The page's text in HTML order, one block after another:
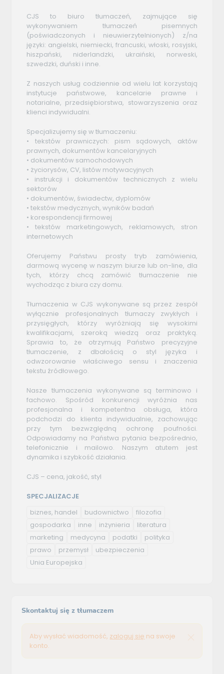
CJS to biuro tłumaczeń, zajmujące się
wykonywaniem tłumaczeń pisemnych
(poświadczonych i nieuwierzytelnionych) z/na
języki: angielski, niemiecki, francuski, włoski, rosyjski,
hiszpański, niderlandzki, ukraiński, norweski,
szwedzki, duński i inne.
Z naszych usług codziennie od wielu lat korzystają
instytucje państwowe, kancelarie prawne i
notarialne, przedsiębiorstwa, stowarzyszenia oraz
klienci indywidualni.
Specjalizujemy się w tłumaczeniu:
• tekstów prawniczych: pism sądowych, aktów
prawnych, dokumentów kancelaryjnych
• dokumentów samochodowych
• życiorysów, CV, listów motywacyjnych
• instrukcji i dokumentów technicznych z wielu
sektorów
• dokumentów, świadectw, dyplomów
• tekstów medycznych, wyników badań
• korespondencji firmowej
• tekstów marketingowych, reklamowych, stron
internetowych
Oferujemy Państwu prosty tryb zamówienia,
darmową wycenę w naszym biurze lub on-line, dla
tych, którzy chcą zamówić tłumaczenie nie
wychodząc z biura czy domu.
Tłumaczenia w CJS wykonywane są przez zespół
wyłącznie profesjonalnych tłumaczy zwykłych i
przysięgłych, którzy wyróżniają się wysokimi
kwalifikacjami, szeroką wiedzą oraz praktyką.
Sprawia to, że otrzymują Państwo precyzyjne
tłumaczenie, z dbałością o styl języka i
odwzorowanie właściwego sensu i znaczenia
tekstu źródłowego.
Nasze tłumaczenia wykonywane są terminowo i
fachowo. Spośród konkurencji wyróżnia nas
profesjonalna i kompetentna obsługa, która
podchodzi do klienta indywidualnie, zachowując
przy tym bezwzględną ochronę poufności.
Odpowiadamy na Państwa pytania bezpośrednio,
telefonicznie i mailowo. Naszym atutem jest
dynamika i szybkość działania.
CJS – cena, jakość, styl
SPECJALIZACJE
biznes, handel
budownictwo
filozofia
gospodarka
inne inżynieria
literatura
marketing
medycyna podatki
polityka
prawo
przemysł
ubezpieczenia
Unia Europejska
Skontaktuj się z tłumaczem
Aby wysłać wiadomość, zaloguj się na swoje
konto.